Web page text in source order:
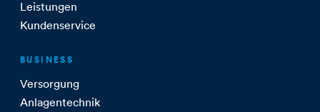
Leistungen
Kundenservice
BUSINESS
Versorgung
Anlagentechnik